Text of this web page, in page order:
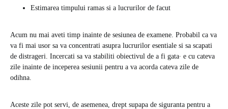
Estimarea timpului ramas si a lucrurilor de facut
Acum nu mai aveti timp inainte de sesiunea de examene. Probabil ca va
va fi mai usor sa va concentrati asupra lucrurilor esentiale si sa scapati
de distrageri. Incercati sa va stabiliti obiectivul de a fi gata∙ e cu cateva
zile inainte de inceperea sesiunii pentru a va acorda cateva zile de
odihna.
Aceste zile pot servi, de asemenea, drept supapa de siguranta pentru a